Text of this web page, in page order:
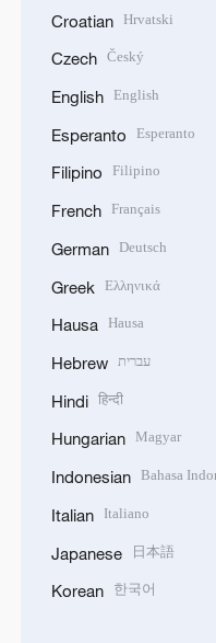
Croatian Hrvatski
Czech Český
English English
Esperanto Esperanto
Filipino Filipino
French Français
German Deutsch
Greek Ελληνικά
Hausa Hausa
Hebrew עברית
Hindi हिन्दी
Hungarian Magyar
Indonesian Bahasa
Italian Italiano
Japanese 日本語
Korean 한국어